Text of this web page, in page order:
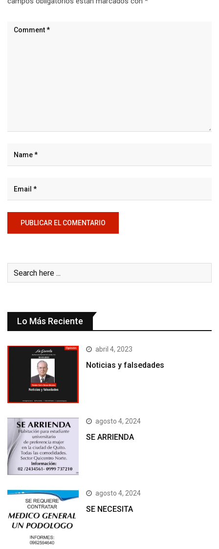
Lo Más Reciente
abril 4, 2023
Noticias y falsedades
agosto 4, 2024
SE ARRIENDA
agosto 4, 2024
SE NECESITA